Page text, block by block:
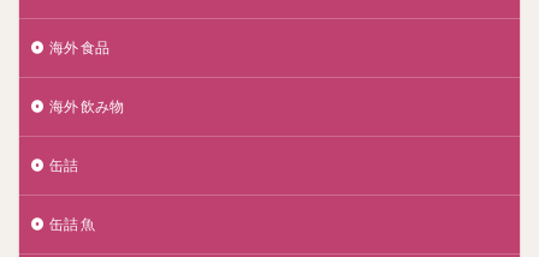
海外 食品
海外 飲み物
缶詰
缶詰 魚